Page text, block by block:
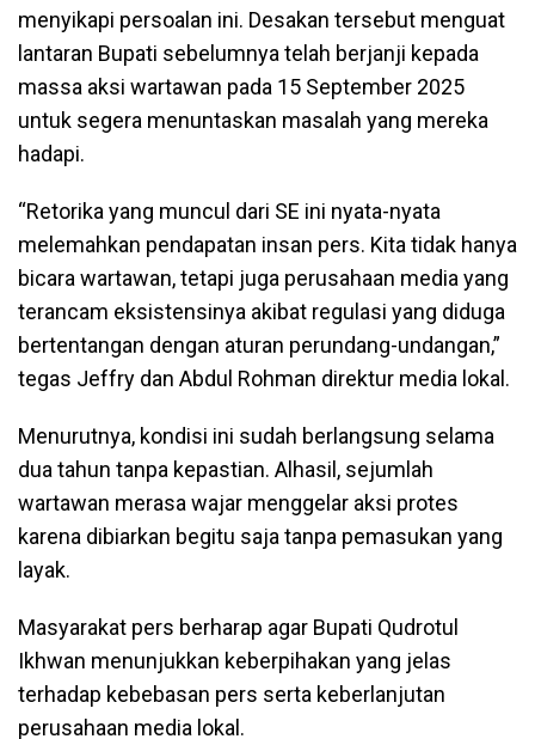
menyikapi persoalan ini. Desakan tersebut menguat
lantaran Bupati sebelumnya telah berjanji kepada
massa aksi wartawan pada 15 September 2025
untuk segera menuntaskan masalah yang mereka
hadapi.
“Retorika yang muncul dari SE ini nyata-nyata
melemahkan pendapatan insan pers. Kita tidak hanya
bicara wartawan, tetapi juga perusahaan media yang
terancam eksistensinya akibat regulasi yang diduga
bertentangan dengan aturan perundang-undangan,”
tegas Jeffry dan Abdul Rohman direktur media lokal.
Menurutnya, kondisi ini sudah berlangsung selama
dua tahun tanpa kepastian. Alhasil, sejumlah
wartawan merasa wajar menggelar aksi protes
karena dibiarkan begitu saja tanpa pemasukan yang
layak.
Masyarakat pers berharap agar Bupati Qudrotul
Ikhwan menunjukkan keberpihakan yang jelas
terhadap kebebasan pers serta keberlanjutan
perusahaan media lokal.